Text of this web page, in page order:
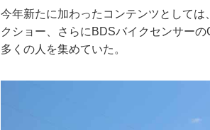
今年新たに加わったコンテンツとして
クショー、さらにBDSバイクセンサー
多くの人を集めていた。